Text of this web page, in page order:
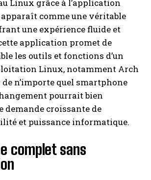
Linux grâce à l’application
comme une véritable
une expérience fluide et
application promet de
les outils et fonctions d’un
Linux, notamment Arch
n’importe quel smartphone
pourrait bien
demande croissante de
et puissance informatique.
complet sans